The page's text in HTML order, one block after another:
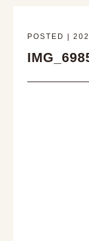
POSTED |